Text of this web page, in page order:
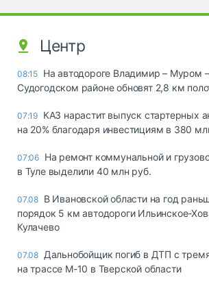
Центр
08:15 На автодороге Владимир – Муром
Судогодском районе обновят 2,8 км
07:19 КАЗ нарастит выпуск стартерных
на 20% благодаря инвестициям в 380
07:06 На ремонт коммунальной и
в Туле выделили 40 млн руб.
07.08 В Ивановской области на год
порядок 5 км автодороги Ильинское-
Кулачево
07.08 Дальнобойщик погиб в ДТП с
на трассе М-10 в Тверской области